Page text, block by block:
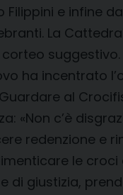
Filippini e infine
La
suggestivo.
ha incentrato
al
«Non c’è
redenzione e
le
giustizia,